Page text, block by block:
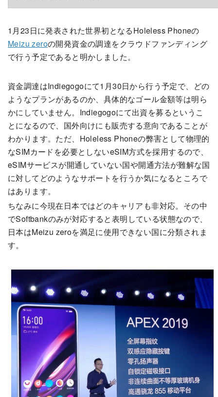
1月23日に発表された世界初となるHoleless Phoneの
Meizu zeroの開発資金の調達をクラウドファンディング
で行う予定であると明かしました。
資金調達はIndiegogoにて1月30日から行う予定で、どの
ようなプランがあるのか、具体的なゴール金額等は明ら
かにしていません。Indiegogoにて出資を募るというこ
とになるので、国外向けにも販売する意向であることが
わかります。ただ、Holeless Phoneの弊害として物理的
なSIMカードを必要としないeSIM方式を採用するので、
eSIMサービスが開通していない国や開通方法が難解な国
に対してどのようなサポートを行うか気になるところで
はあります。
ちなみに今現在日本ではどのキャリアも非対応。その中
でSoftbankのみが対応すると表明している状態なので、
日本はMeizu zeroを満足に使用できない国に分類されま
す。